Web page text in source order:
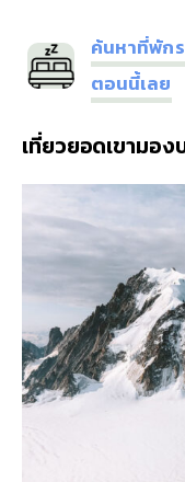
ค้นหาที่พัก
ตอนนี้เลย
เที่ยวยอดเขามอง